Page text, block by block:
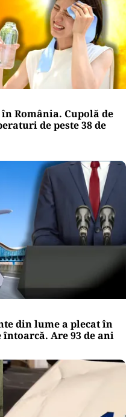
România. Cupolă de
de peste 38 de
din lume a plecat în
întoarcă. Are 93 de ani